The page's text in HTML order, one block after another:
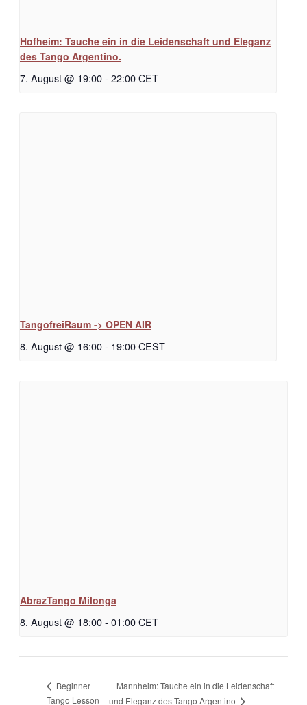
Hofheim: Tauche ein in die Leidenschaft und Eleganz
des Tango Argentino.
7. August @ 19:00- 22:00CET
TangofreiRaum -> OPEN AIR
8. August @ 16:00- 19:00CEST
AbrazTango Milonga
8. August @ 18:00- 01:00CET
Beginner
Tango Lesson
Mannheim: Tauche ein in die Leidenschaft
und Eleganz des Tango Argentino